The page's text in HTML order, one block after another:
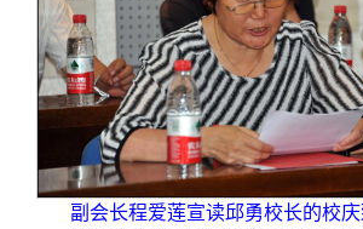
副会长程爱莲宣读邱勇校长的校